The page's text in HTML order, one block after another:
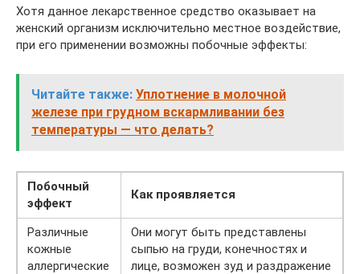
Хотя данное лекарственное средство оказывает на
женский организм исключительно местное воздействие,
при его применении возможны побочные эффекты:
Читайте также: Уплотнение в молочной
железе при грудном вскармливании без
температуры — что делать?
Побочный
эффект
Как проявляется
Различные
кожные
аллергические
Они могут быть представлены
сыпью на груди, конечностях и
лице, возможен зуд и раздражение